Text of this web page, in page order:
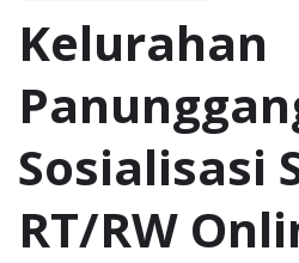
Kelurahan
Sosialisasi
RT/RW